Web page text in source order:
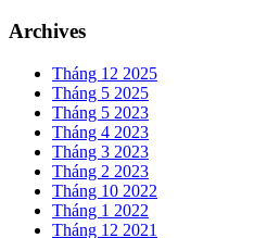
Archives
Tháng 12 2025
Tháng 5 2025
Tháng 5 2023
Tháng 4 2023
Tháng 3 2023
Tháng 2 2023
Tháng 10 2022
Tháng 1 2022
Tháng 12 2021